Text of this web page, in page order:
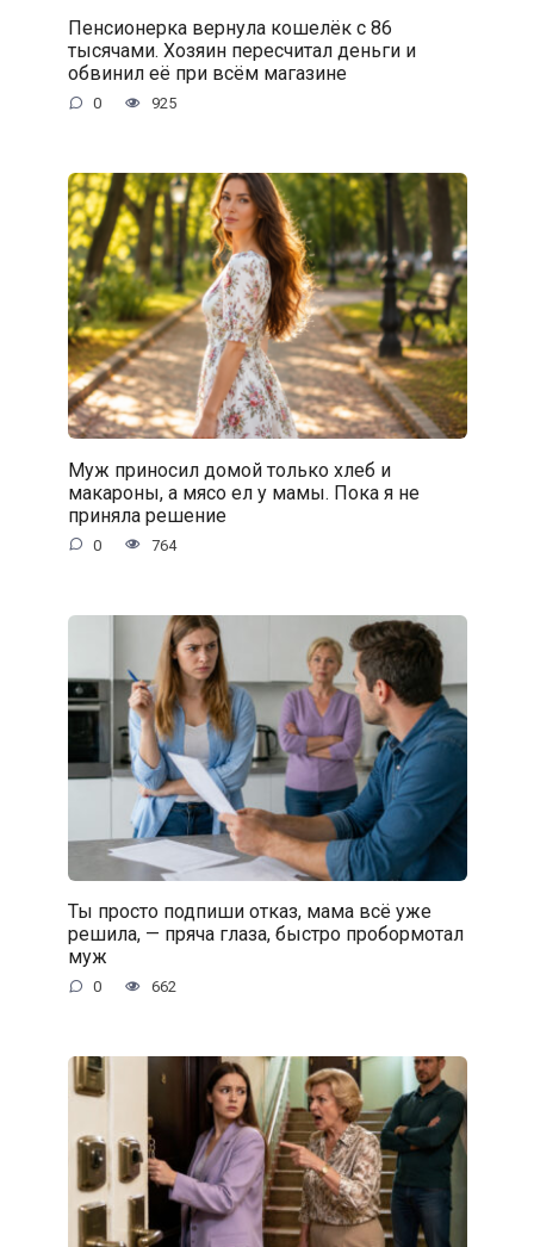
Пенсионерка вернула кошелёк с 86
тысячами. Хозяин пересчитал деньги и
обвинил её при всём магазине
0 925
Муж приносил домой только хлеб и
макароны, а мясо ел у мамы. Пока я не
приняла решение
0 764
Ты просто подпиши отказ, мама всё уже
решила, — пряча глаза, быстро пробормотал
муж
0 662